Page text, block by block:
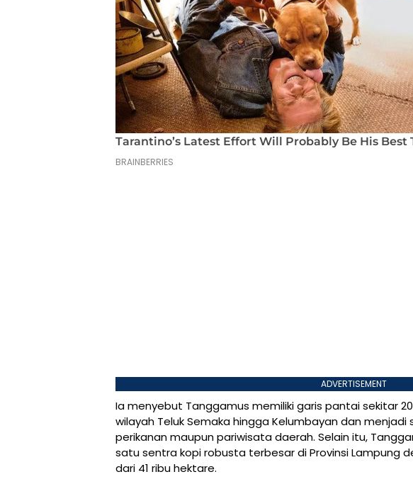
ADVERTISEMENT
Ia menyebut Tanggamus memiliki garis pantai sekitar
wilayah Teluk Semaka hingga Kelumbayan dan
perikanan maupun pariwisata daerah. Selain itu,
satu sentra kopi robusta terbesar di Provinsi Lampung
dari 41 ribu hektare.